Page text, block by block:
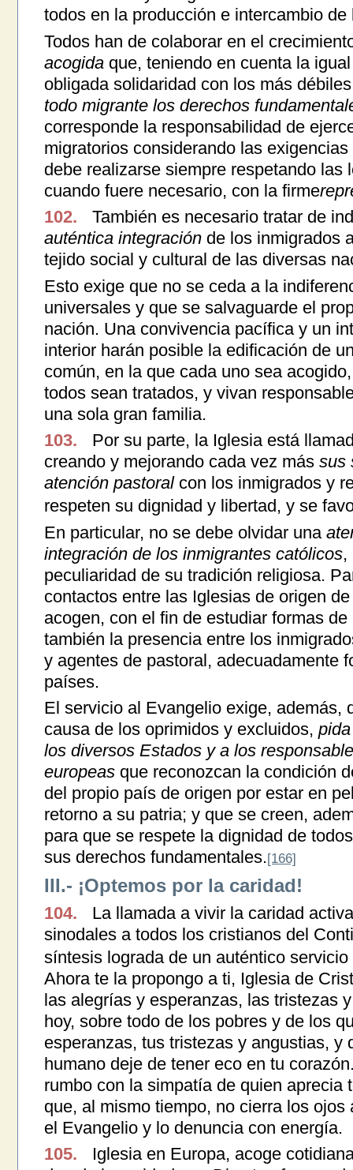
todos en la producción e intercambio de
Todos han de colaborar en el
acogidaque, teniendo en cuenta la
obligada solidaridad con los más
todo migrante los derechos
corresponde la responsabilidad de
migratorios considerando las
debe realizarse siempre respetando las
cuando fuere necesario, con la firme
102.
También es necesario tratar de
auténtica integraciónde los inmigrados
tejido social y cultural de las diversas
Esto exige que no se ceda a la
universales y que se salvaguarde el
nación. Una convivencia pacífica y un
interior harán posible la edificación de
común, en la que cada uno sea
todos sean tratados, y vivan
una sola gran familia.
103.
Por su parte, la Iglesia está
creando y mejorando cada vez más sus
atención pastoralcon los inmigrados y
respeten su dignidad y libertad, y se
En particular, no se debe olvidar una
integración de los inmigrantes católicos,
peculiaridad de su tradición religiosa.
contactos entre las Iglesias de origen
acogen, con el fin de estudiar formas
también la presencia entre los
y agentes de pastoral, adecuadamente
países.
El servicio al Evangelio exige, además,
causa de los oprimidos y excluidos,
los diversos Estados y a los
europeasque reconozcan la condición
del propio país de origen por estar en
retorno a su patria; y que se creen,
para que se respete la dignidad de
sus derechos fundamentales.[166]
III.- ¡Optemos por la caridad!
104.
La llamada a vivir la caridad
sinodales a todos los cristianos del
síntesis lograda de un auténtico
Ahora te la propongo a ti, Iglesia de
las alegrías y esperanzas, las tristezas
hoy, sobre todo de los pobres y de los
esperanzas, tus tristezas y angustias, y
humano deje de tener eco en tu
rumbo con la simpatía de quien aprecia
que, al mismo tiempo, no cierra los
el Evangelio y lo denuncia con energía.
105.
Iglesia en Europa, acoge